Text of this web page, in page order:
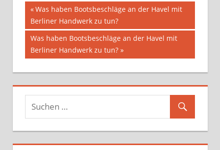
Beitragsnavigation
Vorheriger
Beitrag:
Was haben Bootsbeschläge an der Havel mit
Berliner Handwerk zu tun?
Nächster
Beitrag:
Was haben Bootsbeschläge an der Havel mit
Berliner Handwerk zu tun?